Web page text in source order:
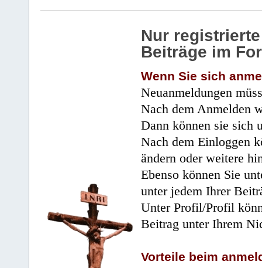
Nur
Beiträge im
Wenn Sie sich
Neuanmeldungen
Nach dem Anmelden
Dann können sie sich
Nach dem Einloggen
ändern oder weitere
Ebenso können Sie
unter jedem Ihrer
Unter Profil/Profil
Beitrag unter Ihrem
Vorteile beim